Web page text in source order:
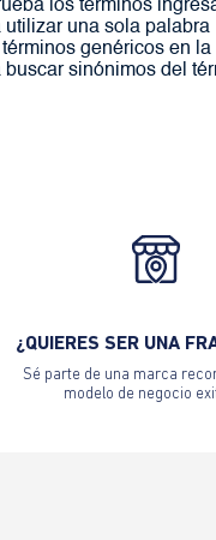
los términos
utilizar una sola palabra
genéricos en
buscar sinónimos del
¿QUIERES SER UNA
Sé parte de una marca
modelo de negocio